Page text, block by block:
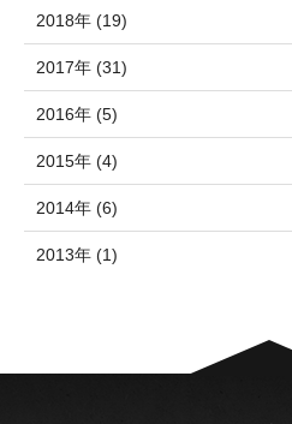
2018年 (19)
2017年 (31)
2016年 (5)
2015年 (4)
2014年 (6)
2013年 (1)